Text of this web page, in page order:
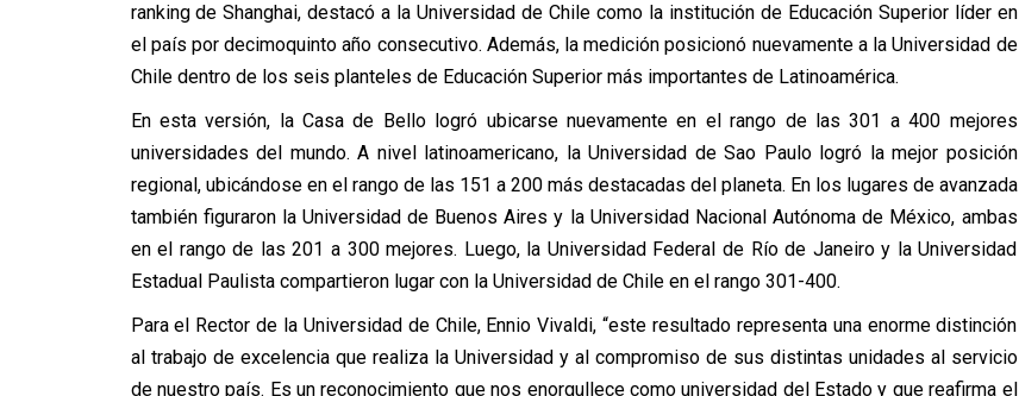
ranking de Shanghai, destacó a la Universidad de Chile como la institución de Educación Superior líder en
el país por decimoquinto año consecutivo. Además, la medición posicionó nuevamente a la Universidad de
Chile dentro de los seis planteles de Educación Superior más importantes de Latinoamérica.
En esta versión, la Casa de Bello logró ubicarse nuevamente en el rango de las 301 a 400 mejores
universidades del mundo. A nivel latinoamericano, la Universidad de Sao Paulo logró la mejor posición
regional, ubicándose en el rango de las 151 a 200 más destacadas del planeta. En los lugares de avanzada
también figuraron la Universidad de Buenos Aires y la Universidad Nacional Autónoma de México, ambas
en el rango de las 201 a 300 mejores. Luego, la Universidad Federal de Río de Janeiro y la Universidad
Estadual Paulista compartieron lugar con la Universidad de Chile en el rango 301-400.
Para el Rector de la Universidad de Chile, Ennio Vivaldi, “este resultado representa una enorme distinción
al trabajo de excelencia que realiza la Universidad y al compromiso de sus distintas unidades al servicio
de nuestro país. Es un reconocimiento que nos enorgullece como universidad del Estado y que reafirma el